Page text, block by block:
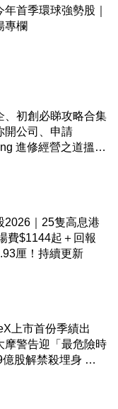
年首季環球強勢股｜
專欄
、初創必睇攻略合集
開公司、申請
進修經營之道搵大
2026｜25隻高息港
費$1144起＋回報
厘！持續更新
上市首份季績出
摩警告迎「最危險時
億股解禁殺埋身 拆